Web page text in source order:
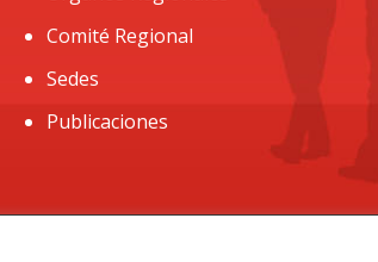
Comité Regional
Sedes
Publicaciones